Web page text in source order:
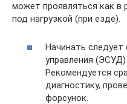
может проявляться как в
под нагрузкой (при езде).
Начинать следует
управления (ЭСУД)
Рекомендуется
диагностику,
форсунок.